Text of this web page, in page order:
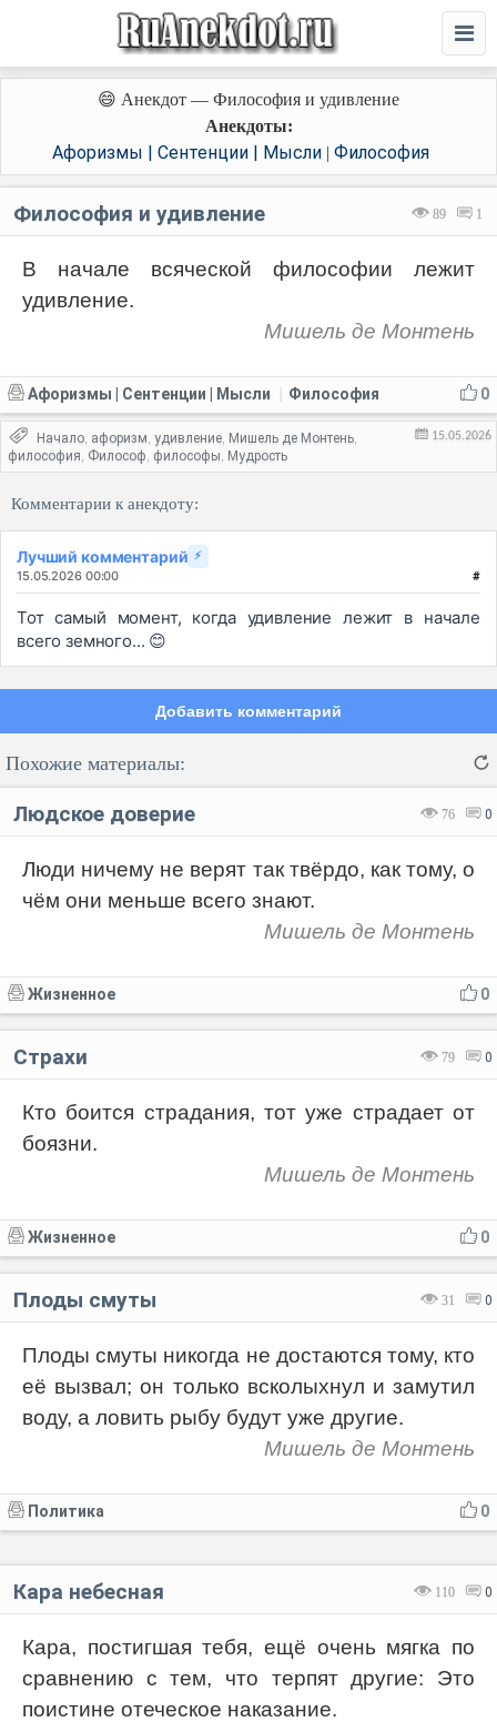
😄 Анекдот — Философия и удивление
Анекдоты:
Афоризмы | Сентенции | Мысли| Философия
89 1
Философия и удивление
В начале всяческой философии лежит
удивление.
Мишель де Монтень
0
Афоризмы | Сентенции | Мысли Философия
15.05.2026
Начало, афоризм, удивление, Мишель де Монтень,
философия, Философ, философы, Мудрость
Комментарии к анекдоту:
Лучший комментарий ⚡
15.05.2026 00:00 #
Тот самый момент, когда удивление лежит в начале
всего земного... 😊
Добавить комментарий
Похожие материалы:
76 0
Людское доверие
Люди ничему не верят так твёрдо, как тому, о
чём они меньше всего знают.
Мишель де Монтень
0
Жизненное
79 0
Страхи
Кто боится страдания, тот уже страдает от
боязни.
Мишель де Монтень
0
Жизненное
31 0
Плоды смуты
Плоды смуты никогда не достаются тому, кто
её вызвал; он только всколыхнул и замутил
воду, а ловить рыбу будут уже другие.
Мишель де Монтень
0
Политика
110 0
Кара небесная
Кара, постигшая тебя, ещё очень мягка по
сравнению с тем, что терпят другие: Это
поистине отеческое наказание.